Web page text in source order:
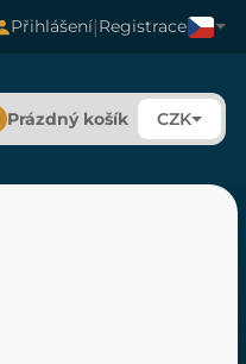
Přihlášení|Registrace
Prázdný košík CZK